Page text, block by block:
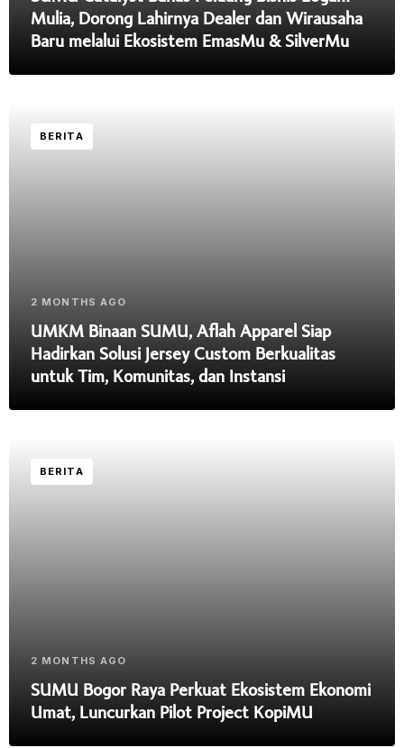
Mulia, Dorong Lahirnya Dealer dan Wirausaha
Baru melalui Ekosistem EmasMu & SilverMu
BERITA
2 MONTHS AGO
UMKM Binaan SUMU, Aflah Apparel Siap
Hadirkan Solusi Jersey Custom Berkualitas
untuk Tim, Komunitas, dan Instansi
BERITA
2 MONTHS AGO
SUMU Bogor Raya Perkuat Ekosistem Ekonomi
Umat, Luncurkan Pilot Project KopiMU